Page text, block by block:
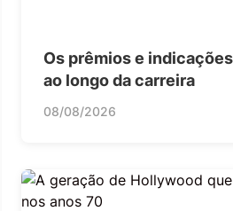
Os prêmios e
ao longo da carreira
08/08/2026